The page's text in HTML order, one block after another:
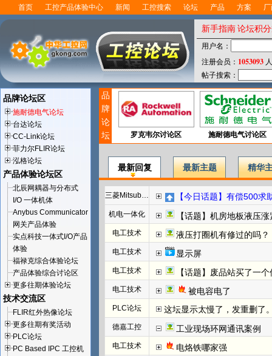
首页 工控产品体验中心 新闻 工控搜索 论坛 产品 方案
新手指南论坛积
用户名：
注册会员： 1053093
帖子搜索：
品牌论坛区
施耐德电气论坛
台达论坛
CC-Link论坛
菲力尔FLIR论坛
泓格论坛
产品体验论坛区
北辰网耦器与分布式
I/O 一体机体
Anybus Communicator
网关产品体验
实点科技一体式I/O产品
体验
福禄克综合体验论坛
产品体验综合讨论区
更多往期体验论坛
技术交流区
FLIR红外热像论坛
更多往期有奖活动
PLC论坛
PC Based IPC 工控机
品
牌
论
坛
罗克韦尔讨论区 施耐德电气讨论区
最新回复 最新主题 精华
三菱Mitsubishi 【今日话题】有偿500
机电一体化 【话题】机房地板液压
电工技术 液压打圈机有修过的吗？
电工技术 显示屏
电工技术 【话题】废品站买了一
电工技术 被电容电了
PLC论坛 这坛显示太慢了，发重删了
德嘉工控 工业现场环网通讯案例
电工技术 电烙铁哪家强